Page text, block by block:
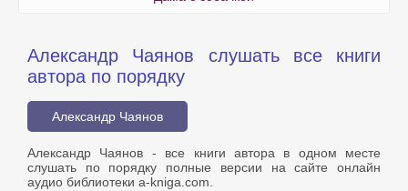
Александр Чаянов слушать все книги
автора по порядку
Александр Чаянов
Александр Чаянов - все книги автора в одном месте
слушать по порядку полные версии на сайте онлайн
аудио библиотеки a-kniga.com.